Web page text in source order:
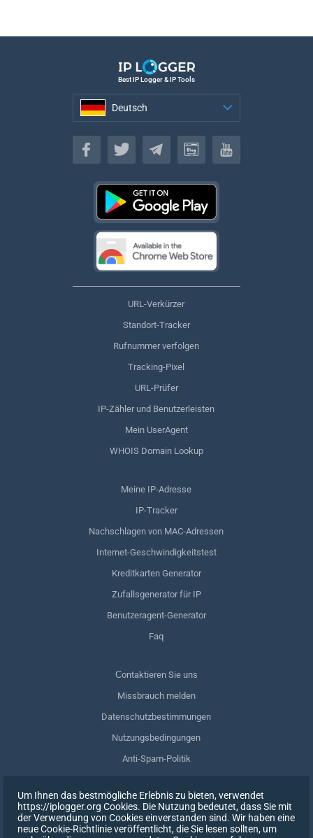
Best IP Logger & IP Tools
Deutsch
Deutsch
URL-Verkürzer
Standort-Tracker
Rufnummer verfolgen
Tracking-Pixel
URL-Prüfer
IP-Zähler und Benutzerleisten
Mein UserAgent
WHOIS Domain Lookup
Meine IP-Adresse
IP-Tracker
Nachschlagen von MAC-Adressen
Internet-Geschwindigkeitstest
Kreditkarten Generator
Zufallsgenerator für IP
Benutzeragent-Generator
Faq
Сontaktieren Sie uns
Missbrauch melden
Datenschutzbestimmungen
Nutzungsbedingungen
Anti-Spam-Politik
Meine Daten löschen
Zustimmung zurückziehen
Um Ihnen das bestmögliche Erlebnis zu bieten, verwendet
https://iplogger.org Cookies. Die Nutzung bedeutet, dass Sie mit
der Verwendung von Cookies einverstanden sind. Wir haben eine
neue Cookie-Richtlinie veröffentlicht, die Sie lesen sollten, um